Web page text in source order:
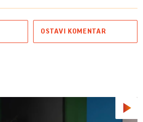
OSTAVI KOMENTAR